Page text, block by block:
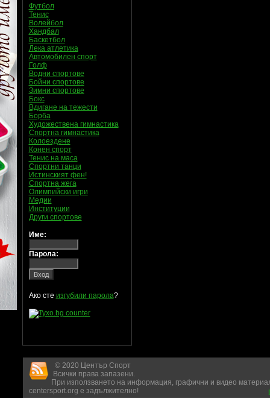
Футбол
Тенис
Волейбол
Хандбал
Баскетбол
Лека атлетика
Автомобилен спорт
Голф
Водни спортове
Бойни спортове
Зимни спортове
Бокс
Вдигане на тежести
Борба
Художествена гимнастика
Спортна гимнастика
Колоездене
Конен спорт
Тенис на маса
Спортни танци
Истинският фен!
Спортна жега
Олимпийски игри
Медии
Институции
Други спортове
Име:
Парола:
Ако сте изгубили парола?
© 2020 Център Спорт
Всички права запазени.
При използването на информация, графични и видео
centersport.org е задължително!